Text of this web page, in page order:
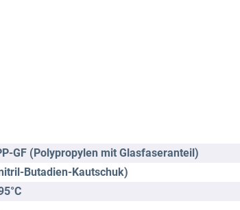
GF (Polypropylen mit Glasfaseranteil)
Butadien-Kautschuk)